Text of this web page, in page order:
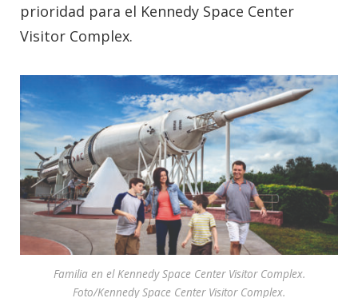
prioridad para el Kennedy Space Center
Visitor Complex.
Familia en el Kennedy Space Center Visitor Complex.
Foto/Kennedy Space Center Visitor Complex.